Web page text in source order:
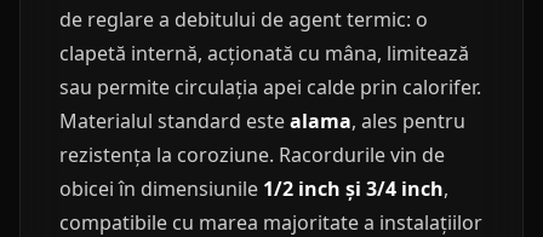
de reglare a debitului de agent termic: o
clapetă internă, acționată cu mâna, limitează
sau permite circulația apei calde prin calorifer.
Materialul standard estealama, ales pentru
rezistența la coroziune. Racordurile vin de
obicei în dimensiunile 1/2 inch și 3/4 inch,
compatibile cu marea majoritate a instalațiilor